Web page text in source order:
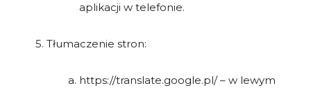
aplikacji w telefonie.
5. Tłumaczenie stron:
https://translate.google.pl/ – w lewym